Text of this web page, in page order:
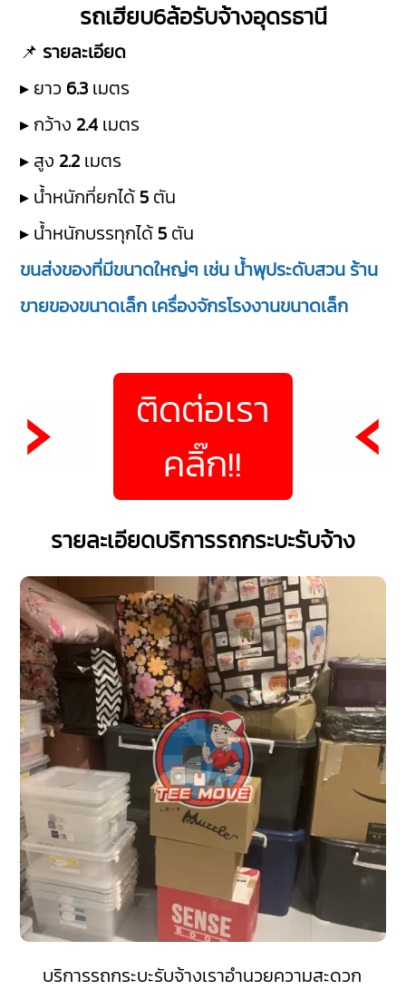
รถเฮียบ6ล้อรับจ้างอุดรธานี
📌 รายละเอียด
▸ ยาว 6.3 เมตร
▸ กว้าง 2.4 เมตร
▸ สูง 2.2 เมตร
▸ น้ำหนักที่ยกได้ 5 ตัน
▸ น้ำหนักบรรทุกได้ 5 ตัน
ขนส่งของที่มีขนาดใหญ่ๆ เช่น น้ำพุประดับสวน ร้าน
ขายของขนาดเล็ก เครื่องจักรโรงงานขนาดเล็ก
ติดต่อเรา
คลิ๊ก!!
รายละเอียดบริการรถกระบะรับจ้าง
บริการรถกระบะรับจ้างเราอำนวยความสะดวก